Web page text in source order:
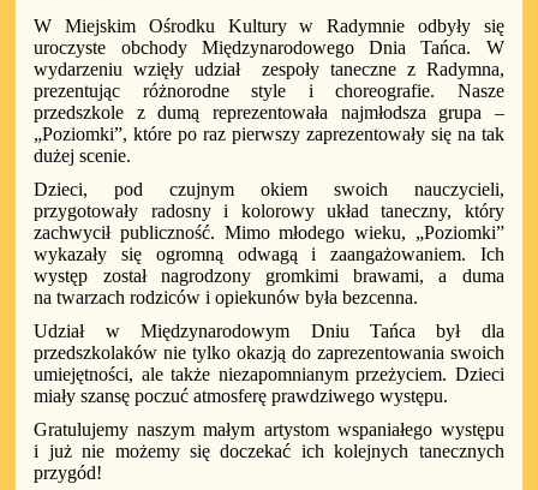
W Miejskim Ośrodku Kultury w Radymnie odbyły się
uroczyste obchody Międzynarodowego Dnia Tańca. W
wydarzeniu wzięły udział
zespoły taneczne z Radymna,
prezentując różnorodne style i choreografie. Nasze
przedszkole z dumą reprezentowała najmłodsza grupa –
„Poziomki”, które po raz pierwszy zaprezentowały się na tak
dużej scenie.
Dzieci, pod czujnym okiem swoich nauczycieli,
przygotowały radosny i kolorowy układ taneczny, który
zachwycił publiczność. Mimo młodego wieku, „Poziomki”
wykazały się ogromną odwagą i zaangażowaniem. Ich
występ został nagrodzony gromkimi brawami, a duma
na twarzach rodziców i opiekunów była bezcenna.
Udział w Międzynarodowym Dniu Tańca był dla
przedszkolaków nie tylko okazją do zaprezentowania swoich
umiejętności, ale także niezapomnianym przeżyciem. Dzieci
miały szansę poczuć atmosferę prawdziwego występu.
Gratulujemy naszym małym artystom wspaniałego występu
i już nie możemy się doczekać ich kolejnych tanecznych
przygód!